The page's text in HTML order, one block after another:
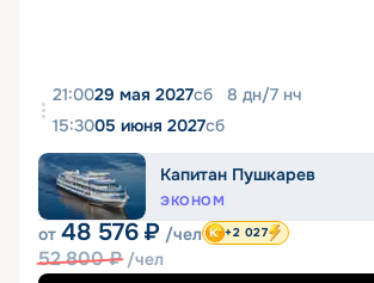
21:0029 мая 2027сб 8 дн/7 нч
15:3005 июня 2027сб
Капитан Пушкарев
ЭКОНОМ
от 48 576 ₽ /чел
52 800₽ /чел
+2 027